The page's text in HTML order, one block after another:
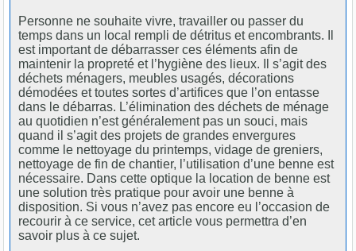
Personne ne souhaite vivre, travailler ou passer du
temps dans un local rempli de détritus et encombrants. Il
est important de débarrasser ces éléments afin de
maintenir la propreté et l’hygiène des lieux. Il s’agit des
déchets ménagers, meubles usagés, décorations
démodées et toutes sortes d’artifices que l’on entasse
dans le débarras. L’élimination des déchets de ménage
au quotidien n’est généralement pas un souci, mais
quand il s’agit des projets de grandes envergures
comme le nettoyage du printemps, vidage de greniers,
nettoyage de fin de chantier, l’utilisation d’une benne est
nécessaire. Dans cette optique la location de benne est
une solution très pratique pour avoir une benne à
disposition. Si vous n’avez pas encore eu l’occasion de
recourir à ce service, cet article vous permettra d’en
savoir plus à ce sujet.